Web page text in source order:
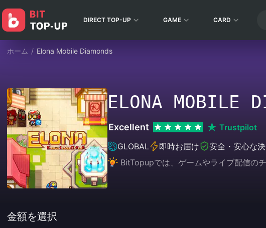
DIRECT TOP-UP GAME CARD
ホーム / Elona Mobile Diamonds
ELONA MOBILE
Excellent
Trustpilot
GLOBAL
即時お届け
安全・安心な
BitTopupでは、ゲームやライブ配信の
金額を選択